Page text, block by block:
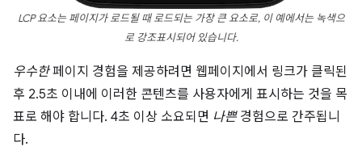
LCP 요소는 페이지가 로드될 때 로드되는 가장 큰 요소로, 이 예에서는 녹색으
로 강조표시되어 있습니다.
우수한페이지 경험을 제공하려면 웹페이지에서 링크가 클릭된
후 2.5초 이내에 이러한 콘텐츠를 사용자에게 표시하는 것을 목
표로 해야 합니다. 4초 이상 소요되면 나쁜경험으로 간주됩니
다.